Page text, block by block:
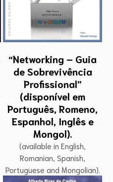
“Networking – Guia
de Sobrevivência
Profissional”
(disponível em
Português, Romeno,
Espanhol, Inglês e
Mongol).
(available in English,
Romanian, Spanish,
Portuguese and Mongolian).